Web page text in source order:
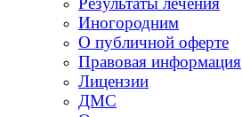
Иногородним
О публичной оферте
Правовая информация
Лицензии
ДМС